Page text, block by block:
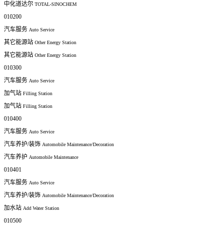
中化道达尔 TOTAL-SINOCHEM
010200
汽车服务 Auto Service
其它能源站 Other Energy Station
其它能源站 Other Energy Station
010300
汽车服务 Auto Service
加气站 Filling Station
加气站 Filling Station
010400
汽车服务 Auto Service
汽车养护/装饰 Automobile Maintenance/Decoration
汽车养护 Automobile Maintenance
010401
汽车服务 Auto Service
汽车养护/装饰 Automobile Maintenance/Decoration
加水站 Add Water Station
010500